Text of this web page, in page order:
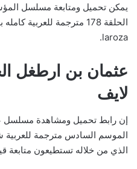
يمكن تحميل ومتابعة مسلسل
laroza.
لايف
الذي من خلاله تستطيعون متابعة